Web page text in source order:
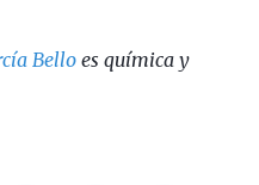
Bello es química y